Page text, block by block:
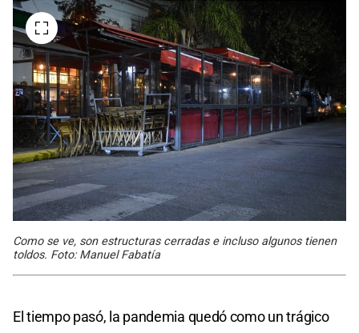
Como se ve, son estructuras cerradas e incluso algunos tienen
toldos. Foto: Manuel Fabatía
El tiempo pasó, la pandemia quedó como un trágico